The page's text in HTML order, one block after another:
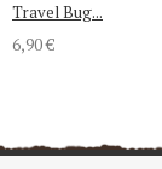
Travel Bug...
6,90 €